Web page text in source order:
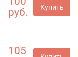
руб.
Купить
105